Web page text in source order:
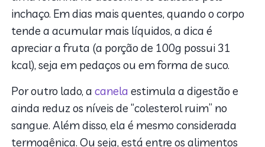
inchaço. Em dias mais quentes, quando o corpo
tende a acumular mais líquidos, a dica é
apreciar a fruta (a porção de 100g possui 31
kcal), seja em pedaços ou em forma de suco.
Por outro lado, acanela estimula a digestão e
ainda reduz os níveis de “colesterol ruim” no
sangue. Além disso, ela é mesmo considerada
termogênica. Ou seja, está entre os alimentos